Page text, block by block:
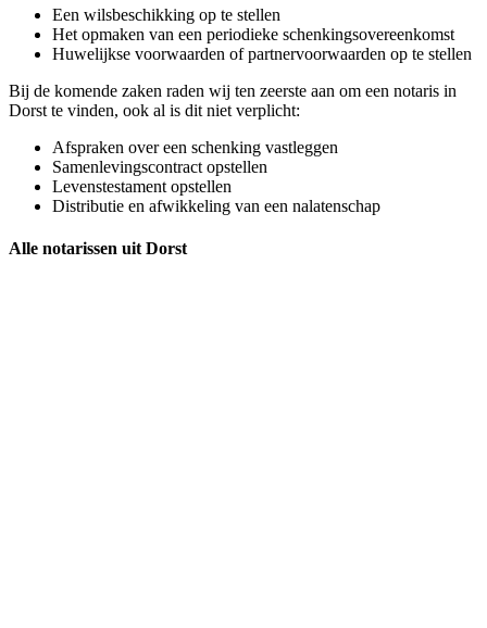
Een wilsbeschikking op te stellen
Het opmaken van een periodieke schenkingsovereenkomst
Huwelijkse voorwaarden of partnervoorwaarden op te stellen
Bij de komende zaken raden wij ten zeerste aan om een notaris in
Dorst te vinden, ook al is dit niet verplicht:
Afspraken over een schenking vastleggen
Samenlevingscontract opstellen
Levenstestament opstellen
Distributie en afwikkeling van een nalatenschap
Alle notarissen uit Dorst